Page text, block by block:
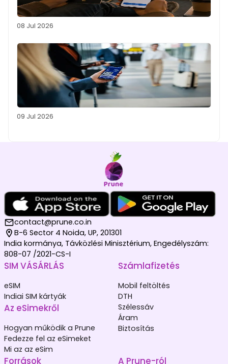
08 Jul 2026
09 Jul 2026
contact@prune.co.in
B-6 Sector 4 Noida, UP, 201301
India kormánya, Távközlési Minisztérium, Engedélyszám:
808-07 /2021-CS-I
SIM VÁSÁRLÁS
eSIM
Indiai SIM kártyák
Az eSimekről
Hogyan működik a Prune
Fedezze fel az eSimeket
Mi az az eSim
Számlafizetés
Mobil feltöltés
DTH
Szélessáv
Áram
Biztosítás
Források A Prune-ról